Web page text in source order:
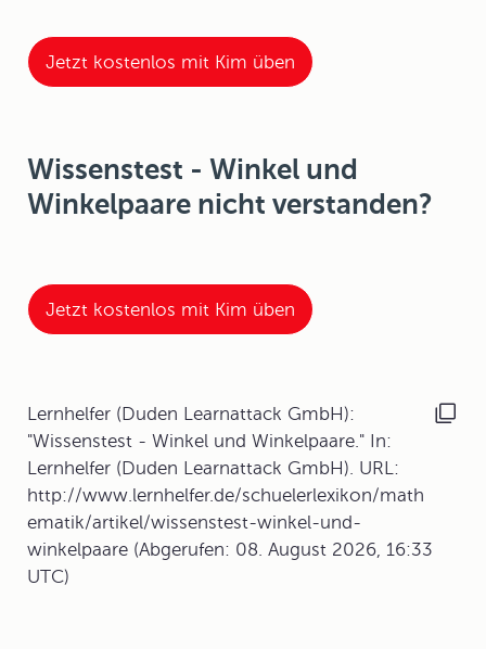
Jetzt kostenlos mit Kim üben
Wissenstest - Winkel und
Winkelpaare nicht verstanden?
Jetzt kostenlos mit Kim üben
Lernhelfer (Duden Learnattack GmbH):
"Wissenstest - Winkel und Winkelpaare." In:
Lernhelfer (Duden Learnattack GmbH). URL:
http://www.lernhelfer.de/schuelerlexikon/math
ematik/artikel/wissenstest-winkel-und-
winkelpaare (Abgerufen: 08. August 2026, 16:33
UTC)